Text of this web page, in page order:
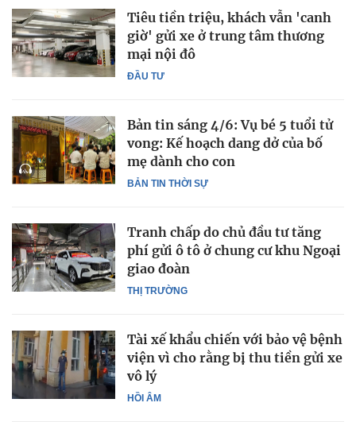
ĐẦU TƯ
Tiêu tiền triệu, khách vẫn 'canh
giờ' gửi xe ở trung tâm thương
mại nội đô
BẢN TIN THỜI SỰ
Bản tin sáng 4/6: Vụ bé 5 tuổi tử
vong: Kế hoạch dang dở của bố
mẹ dành cho con
THỊ TRƯỜNG
Tranh chấp do chủ đầu tư tăng
phí gửi ô tô ở chung cư khu Ngoại
giao đoàn
HỒI ÂM
Tài xế khẩu chiến với bảo vệ bệnh
viện vì cho rằng bị thu tiền gửi xe
vô lý